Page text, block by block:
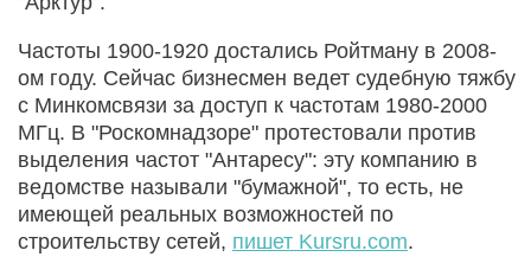
Частоты 1900-1920 достались Ройтману в 2008-
ом году. Сейчас бизнесмен ведет судебную тяжбу
с Минкомсвязи за доступ к частотам 1980-2000
МГц. В "Роскомнадзоре" протестовали против
выделения частот "Антаресу": эту компанию в
ведомстве называли "бумажной", то есть, не
имеющей реальных возможностей по
строительству сетей, пишет Kursru.com.